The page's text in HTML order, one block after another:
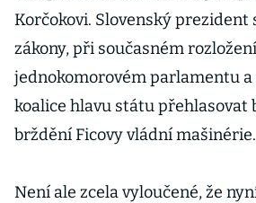
Korčokovi. Slovenský prezident
zákony, při současném
jednokomorovém parlamentu
koalice hlavu státu přehlasovat
brždění Ficovy vládní mašinérie.
Není ale zcela vyloučené, že